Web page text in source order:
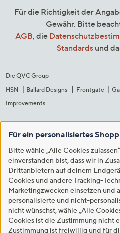
Für die Richtigkeit der
Gewähr. Bitte
AGB, die
Standards und
Die QVC Group
HSN
Ballard Designs Frontgate
Improvements
Für ein personalisiertes
Bitte wähle „Alle Cookies
einverstanden bist, dass wir in
Drittanbietern auf deinem
Cookies und andere Tracking-
Marketingzwecken einsetzen und
personalisierte und nicht-
nicht wünschst, wähle „Alle
Cookies ist die Zustimmung nicht
Zustimmung ist freiwillig und für